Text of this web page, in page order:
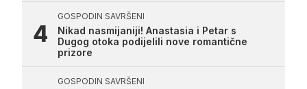
GOSPODIN SAVRŠENI
Nikad nasmijaniji! Anastasia i Petar s
Dugog otoka podijelili nove romantične
prizore
GOSPODIN SAVRŠENI